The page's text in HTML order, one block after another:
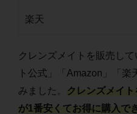
楽天
クレンズメイトを販売し
ト公式」「Amazon」「
みました。
クレンズメイ
が1番安くてお得に購入で